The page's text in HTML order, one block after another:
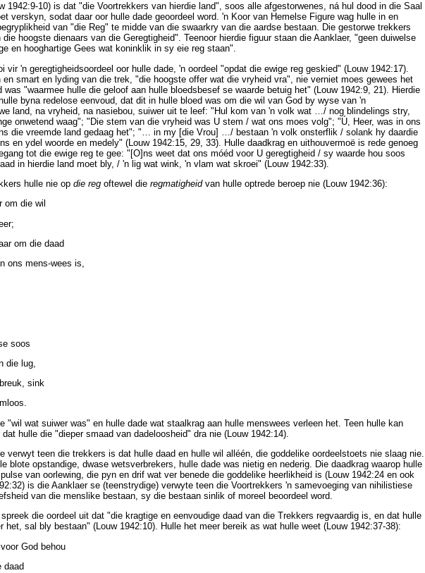
1942:9-10) is dat "die Voortrekkers van hierdie land", soos alle afgestorwenes, ná hul dood in die Saal
verskyn, sodat daar oor hulle dade geoordeel word. 'n Koor van Hemelse Figure wag hulle in en
van "die Reg" te midde van die swaarkry van die aardse bestaan. Die gestorwe trekkers
hoogste dienaars van die Geregtigheid". Teenoor hierdie figuur staan die Aanklaer, "geen duiwelse
en hooghartige Gees wat koninklik in sy eie reg staan".
vir 'n geregtigheidsoordeel oor hulle dade, 'n oordeel "opdat die ewige reg geskied" (Louw 1942:17).
en smart en lyding van die trek, "die hoogste offer wat die vryheid vra", nie verniet moes gewees het
"waarmee hulle die geloof aan hulle bloedsbesef se waarde betuig het" (Louw 1942:9, 21). Hierdie
byna redelose eenvoud, dat dit in hulle bloed was om die wil van God by wyse van 'n
land, na vryheid, na nasiebou, suiwer uit te leef: "Hul kom van 'n volk wat
/ nog blindelings stry,
onwetend waag"; "Die stem van die vryheid was U stem / wat ons moes volg"; "Ú, Heer, was in ons
die vreemde land gedaag het"; "
in my [die Vrou]
/ bestaan 'n volk onsterflik / solank hy daardie
en ydel woorde en medely" (Louw 1942:15, 29, 33). Hulle daadkrag en uithouvermoë is rede genoeg
tot die ewige reg te gee: "[O]ns weet dat ons móéd voor U geregtigheid / sy waarde hou soos
in hierdie land moet bly, / 'n lig wat wink, 'n vlam wat skroei" (Louw 1942:33).
hulle nie op die reg oftewel die regmatigheid van hulle optrede beroep nie (Louw 1942:36):
om die wil
om die daad
ons mens-wees is,
soos
die lug,
sink
"wil wat suiwer was" en hulle dade wat staalkrag aan hulle menswees verleen het. Teen hulle kan
hulle die "dieper smaad van dadeloosheid" dra nie (Louw 1942:14).
verwyt teen die trekkers is dat hulle daad en hulle wil alléén, die goddelike oordeelstoets nie slaag nie.
blote opstandige, dwase wetsverbrekers, hulle dade was nietig en nederig. Die daadkrag waarop hulle
van oorlewing, die pyn en drif wat ver benede die goddelike heerlikheid is (Louw 1942:24 en ook
is die Aanklaer se (teenstrydige) verwyte teen die Voortrekkers 'n samevoeging van nihilistiese
van die menslike bestaan, sy die bestaan sinlik of moreel beoordeel word.
die oordeel uit dat "die kragtige en eenvoudige daad van die Trekkers regvaardig is, en dat hulle
het, sal bly bestaan" (Louw 1942:10). Hulle het meer bereik as wat hulle weet (Louw 1942:37-38):
God behou
daad